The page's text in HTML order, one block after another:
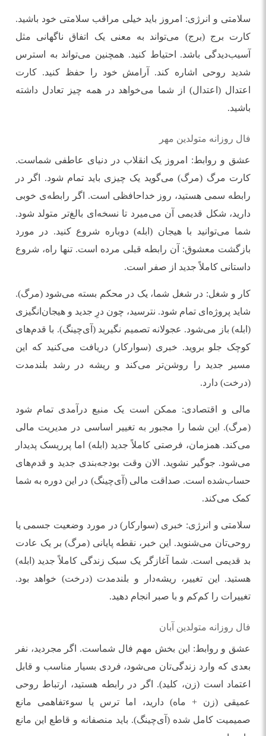
سلامتی و انرژی: امروز باید خیلی مراقب سلامتی خود باشید.
کارت برج (برج) می‌تواند به معنی یک اتفاق ناگهانی مثل
آسیب‌دیدگی باشد. احتیاط کنید. همچنین می‌تواند به استرس
شدید روحی اشاره کند. آرامش خود را حفظ کنید. کارت
اعتدال (اعتدال) از شما می‌خواهد در همه چیز تعادل داشته
باشید.
فال روزانه متولدین مهر
عشق و روابط: امروز یک انقلاب در دنیای عاطفی شماست.
کارت مرگ (مرگ) می‌گوید یک چیزی باید تمام شود. اگر در
رابطه سمی هستید، روز خداحافظی است. اگر رابطه‌ی خوبی
دارید، شکل قدیمی آن می‌میرد تا نسخه‌ای بالغ‌تر متولد شود.
شما می‌توانید با هیجان (ابله) دوباره شروع کنید. در مورد
بازگشت معشوق: آن رابطه قبلی مرده است. تنها راه، شروع
داستانی کاملاً جدید از صفر است.
کار و شغل: در شغل شما، یک در محکم بسته می‌شود (مرگ).
شاید پروژه‌ای تمام شود. نترسید، چون درِ جدید و هیجان‌انگیزی
(ابله) باز می‌شود. عجولانه تصمیم نگیرید (آی‌چینگ). با قدم‌های
کوچک جلو بروید. خبری (سوارکار) دریافت می‌کنید که این
مسیر جدید را روشن‌تر می‌کند و ریشه در رشد بلندمدت
(درخت) دارد.
مالی و اقتصادی: ممکن است یک منبع درآمدی تمام شود
(مرگ). این شما را مجبور به تغییر اساسی در مدیریت مالی
می‌کند. همزمان، فرصتی کاملاً جدید (ابله) اما پرریسک پدیدار
می‌شود. جوگیر نشوید. الان وقت بودجه‌بندی جدید و قدم‌های
حساب‌شده است. صداقت مالی (آی‌چینگ) در این دوره به شما
کمک می‌کند.
سلامتی و انرژی: خبری (سوارکار) در مورد وضعیت جسمی یا
روحی‌تان می‌شنوید. این خبر، نقطه پایانی (مرگ) بر یک عادت
بد قدیمی است. شما آغازگر یک سبک زندگی کاملاً جدید (ابله)
هستید. این تغییر، ریشه‌دار و بلندمدت (درخت) خواهد بود.
تغییرات را کم‌کم و با صبر انجام دهید.
فال روزانه متولدین آبان
عشق و روابط: این بخش مهم فال شماست. اگر مجردید، نفر
بعدی که وارد زندگی‌تان می‌شود، فردی بسیار مناسب و قابل
اعتماد است (زن، کلید). اگر در رابطه هستید، ارتباط روحی
عمیقی (زن + ماه) دارید، اما ترس یا سوءتفاهمی مانع
صمیمیت کامل شده (آی‌چینگ). باید منصفانه و قاطع این مانع